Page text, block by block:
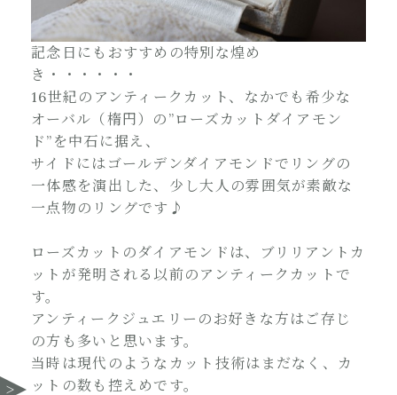
記念日にもおすすめの特別な煌め
き・・・・・・
16世紀のアンティークカット、なかでも希少な
オーバル（楕円）の”ローズカットダイアモン
ド”を中石に据え、
サイドにはゴールデンダイアモンドでリングの
一体感を演出した、少し大人の雰囲気が素敵な
一点物のリングです♪
ローズカットのダイアモンドは、ブリリアントカ
ットが発明される以前のアンティークカットで
す。
アンティークジュエリーのお好きな方はご存じ
の方も多いと思います。
当時は現代のようなカット技術はまだなく、カ
ットの数も控えめです。